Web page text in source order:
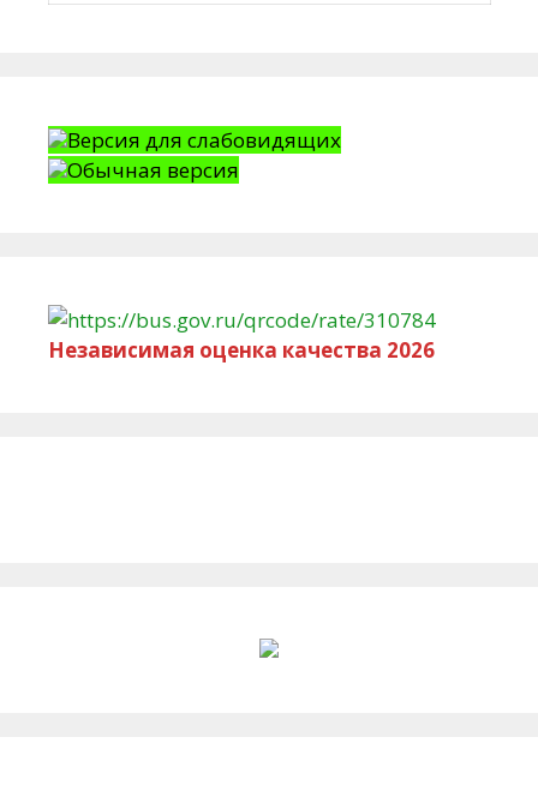
Версия для слабовидящих
Обычная версия
Независимая оценка качества 2026